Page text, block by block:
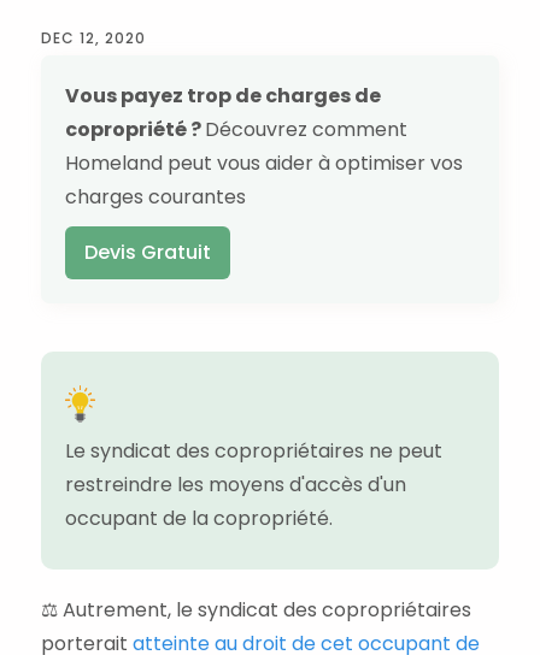
DEC 12, 2020
Vous payez trop de charges de
copropriété ?Découvrez comment
Homeland peut vous aider à optimiser vos
charges courantes
Devis Gratuit
Le syndicat des copropriétaires ne peut
restreindre les moyens d'accès d'un
occupant de la copropriété.
⚖️ Autrement, le syndicat des copropriétaires
porterait atteinte au droit de cet occupant de